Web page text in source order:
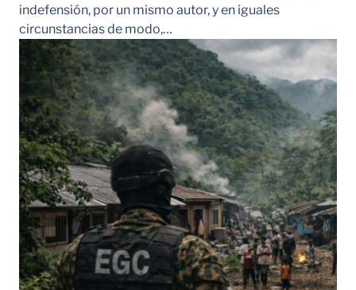
indefensión, por un mismo autor, y en iguales
circunstancias de modo,…